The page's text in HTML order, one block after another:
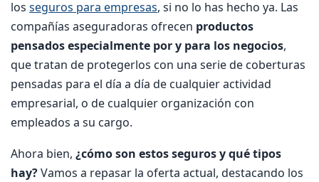
los seguros para empresas, si no lo has hecho ya. Las
compañías aseguradoras ofrecen productos
pensados especialmente por y para los negocios,
que tratan de protegerlos con una serie de coberturas
pensadas para el día a día de cualquier actividad
empresarial, o de cualquier organización con
empleados a su cargo.
Ahora bien, ¿cómo son estos seguros y qué tipos
hay?Vamos a repasar la oferta actual, destacando los